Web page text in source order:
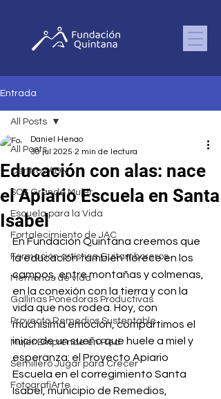
Entrada
All Posts
Centros ADN
SOS Grande Mujer
Escuela para la Vida
Fortalecimiento de JAC
Formación artística Guitamboreros
Memorias de vida
Gallinas Ponedoras Productivas
Proyecto Remedios Sustentable
Mujer Emprende en Red
Semillero Jugar para Crecer
FotografiArte
All Posts
Educación con alas: nace
el Apiario Escuela en Santa
Isabel
Daniel Henao
30 jul 2025 2 min de lectura
En Fundación Quintana creemos que
la educación también florece en los
campos, entre montañas y colmenas,
en la conexión con la tierra y con la
vida que nos rodea. Hoy, con
muchísima emoción, compartimos el
inicio de un sueño que huele a miel y
esperanza: el Proyecto Apiario
Escuela en el corregimiento Santa
Isabel, municipio de Remedios,